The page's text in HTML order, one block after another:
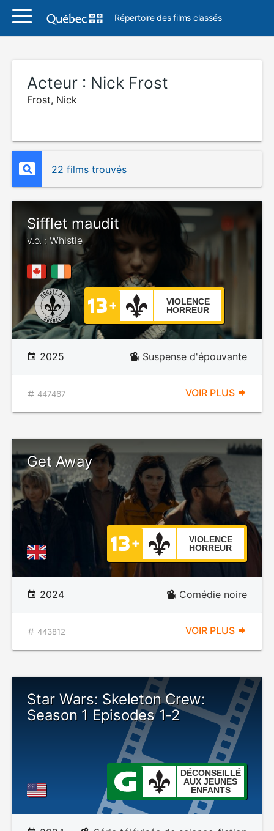
Répertoire des films classés
Acteur : Nick Frost
Frost, Nick
22 films trouvés
Sifflet maudit
v.o. : Whistle
VIOLENCE
HORREUR
2025 Suspense d'épouvante
447467 VOIR PLUS
Get Away
VIOLENCE
HORREUR
2024 Comédie noire
443812 VOIR PLUS
Star Wars: Skeleton Crew:
Season 1 Episodes 1-2
DÉCONSEILLÉ
AUX JEUNES
ENFANTS